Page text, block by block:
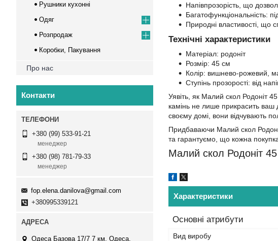
Напівпрозорість, що
Багатофункціональність:
Природні властивості, що
Технічні характеристики
Матеріал: родоніт
Розмір: 45 см
Колір: вишнево-рожевий,
Ступінь прозорості: від
Уявіть, як Малий скол Родоніт
камінь не лише прикрасить ваш
своєму домі, вони відчувають
Придбаваючи Малий скол
та гарантуємо, що кожна
Малий скол Родоніт
Характеристики
Основні атрибути
Вид виробу
Рушники кухонні
Одяг
Розпродаж
Коробки, Пакування
Про нас
Контакти
+380 (99) 533-91-21
менеджер
+380 (98) 781-79-33
менеджер
fop.elena.danilova@gmail.com
+380995339121
Одеса Базова 17/7 7 км, Одеса,